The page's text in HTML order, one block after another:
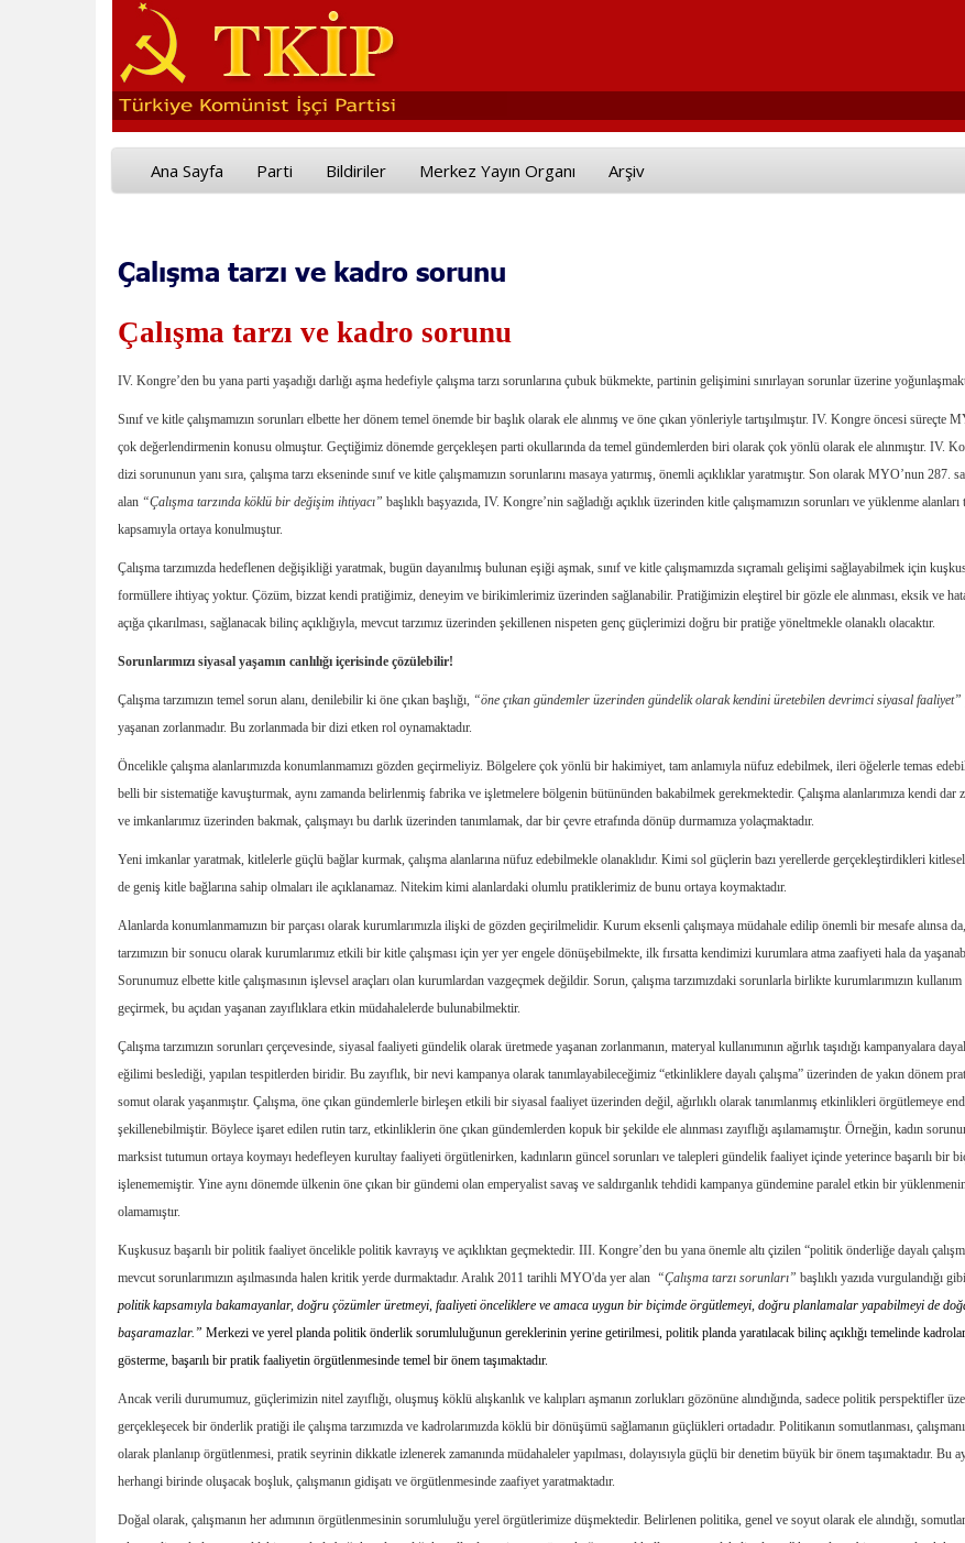
Ana Sayfa Parti Bildiriler Merkez Yayın Organı Arşiv
Çalışma tarzı ve kadro sorunu
Çalışma tarzı ve kadro sorunu
IV. Kongre’den bu yana parti yaşadığı darlığı aşma hedefiyle çalışma tarzı sorunlarına çubuk bükmekte, partinin gelişimini sınırlayan sorunlar üzerine
Sınıf ve kitle çalışmamızın sorunları elbette her dönem temel önemde bir başlık olarak ele alınmış ve öne çıkan yönleriyle tartışılmıştır. IV. Kongre öncesi süreçte
çok değerlendirmenin konusu olmuştur. Geçtiğimiz dönemde gerçekleşen parti okullarında da temel gündemlerden biri olarak çok yönlü olarak ele alınmıştır. IV.
dizi sorununun yanı sıra, çalışma tarzı ekseninde sınıf ve kitle çalışmamızın sorunlarını masaya yatırmış, önemli açıklıklar yaratmıştır. Son olarak MYO’nun 287.
alan “Çalışma tarzında köklü bir değişim ihtiyacı” başlıklı başyazıda, IV. Kongre’nin sağladığı açıklık üzerinden kitle çalışmamızın sorunları ve yüklenme alanları
kapsamıyla ortaya konulmuştur.
Çalışma tarzımızda hedeflenen değişikliği yaratmak, bugün dayanılmış bulunan eşiği aşmak, sınıf ve kitle çalışmamızda sıçramalı gelişimi sağlayabilmek için
formüllere ihtiyaç yoktur. Çözüm, bizzat kendi pratiğimiz, deneyim ve birikimlerimiz üzerinden sağlanabilir. Pratiğimizin eleştirel bir gözle ele alınması, eksik ve
açığa çıkarılması, sağlanacak bilinç açıklığıyla, mevcut tarzımız üzerinden şekillenen nispeten genç güçlerimizi doğru bir pratiğe yöneltmekle olanaklı olacaktır.
Sorunlarımızı siyasal yaşamın canlılığı içerisinde çözülebilir!
Çalışma tarzımızın temel sorun alanı, denilebilir ki öne çıkan başlığı, “öne çıkan gündemler üzerinden gündelik olarak kendini üretebilen devrimci siyasal faaliyet”
yaşanan zorlanmadır. Bu zorlanmada bir dizi etken rol oynamaktadır.
Öncelikle çalışma alanlarımızda konumlanmamızı gözden geçirmeliyiz. Bölgelere çok yönlü bir hakimiyet, tam anlamıyla nüfuz edebilmek, ileri öğelerle temas
belli bir sistematiğe kavuşturmak, aynı zamanda belirlenmiş fabrika ve işletmelere bölgenin bütününden bakabilmek gerekmektedir. Çalışma alanlarımıza kendi dar
ve imkanlarımız üzerinden bakmak, çalışmayı bu darlık üzerinden tanımlamak, dar bir çevre etrafında dönüp durmamıza yolaçmaktadır.
Yeni imkanlar yaratmak, kitlelerle güçlü bağlar kurmak, çalışma alanlarına nüfuz edebilmekle olanaklıdır. Kimi sol güçlerin bazı yerellerde gerçekleştirdikleri
de geniş kitle bağlarına sahip olmaları ile açıklanamaz. Nitekim kimi alanlardaki olumlu pratiklerimiz de bunu ortaya koymaktadır.
Alanlarda konumlanmamızın bir parçası olarak kurumlarımızla ilişki de gözden geçirilmelidir. Kurum eksenli çalışmaya müdahale edilip önemli bir mesafe alınsa
tarzımızın bir sonucu olarak kurumlarımız etkili bir kitle çalışması için yer yer engele dönüşebilmekte, ilk fırsatta kendimizi kurumlara atma zaafiyeti hala da
Sorunumuz elbette kitle çalışmasının işlevsel araçları olan kurumlardan vazgeçmek değildir. Sorun, çalışma tarzımızdaki sorunlarla birlikte kurumlarımızın kullanım
geçirmek, bu açıdan yaşanan zayıflıklara etkin müdahalelerde bulunabilmektir.
Çalışma tarzımızın sorunları çerçevesinde, siyasal faaliyeti gündelik olarak üretmede yaşanan zorlanmanın, materyal kullanımının ağırlık taşıdığı kampanyalara
eğilimi beslediği, yapılan tespitlerden biridir. Bu zayıflık, bir nevi kampanya olarak tanımlayabileceğimiz “etkinliklere dayalı çalışma” üzerinden de yakın dönem
somut olarak yaşanmıştır. Çalışma, öne çıkan gündemlerle birleşen etkili bir siyasal faaliyet üzerinden değil, ağırlıklı olarak tanımlanmış etkinlikleri örgütlemeye
şekillenebilmiştir. Böylece işaret edilen rutin tarz, etkinliklerin öne çıkan gündemlerden kopuk bir şekilde ele alınması zayıflığı aşılamamıştır. Örneğin, kadın
marksist tutumun ortaya koymayı hedefleyen kurultay faaliyeti örgütlenirken, kadınların güncel sorunları ve talepleri gündelik faaliyet içinde yeterince başarılı bir
işlenememiştir. Yine aynı dönemde ülkenin öne çıkan bir gündemi olan emperyalist savaş ve saldırganlık tehdidi kampanya gündemine paralel etkin bir
olamamıştır.
Kuşkusuz başarılı bir politik faaliyet öncelikle politik kavrayış ve açıklıktan geçmektedir. III. Kongre’den bu yana önemle altı çizilen “politik önderliğe dayalı
mevcut sorunlarımızın aşılmasında halen kritik yerde durmaktadır. Aralık 2011 tarihli MYO'da yer alan “Çalışma tarzı sorunları” başlıklı yazıda vurgulandığı
politik kapsamıyla bakamayanlar, doğru çözümler üretmeyi, faaliyeti önceliklere ve amaca uygun bir biçimde örgütlemeyi, doğru planlamalar yapabilmeyi de
başaramazlar.” Merkezi ve yerel planda politik önderlik sorumluluğunun gereklerinin yerine getirilmesi, politik planda yaratılacak bilinç açıklığı temelinde
gösterme, başarılı bir pratik faaliyetin örgütlenmesinde temel bir önem taşımaktadır.
Ancak verili durumumuz, güçlerimizin nitel zayıflığı, oluşmuş köklü alışkanlık ve kalıpları aşmanın zorlukları gözönüne alındığında, sadece politik perspektifler
gerçekleşecek bir önderlik pratiği ile çalışma tarzımızda ve kadrolarımızda köklü bir dönüşümü sağlamanın güçlükleri ortadadır. Politikanın somutlanması,
olarak planlanıp örgütlenmesi, pratik seyrinin dikkatle izlenerek zamanında müdahaleler yapılması, dolayısıyla güçlü bir denetim büyük bir önem taşımaktadır. Bu
herhangi birinde oluşacak boşluk, çalışmanın gidişatı ve örgütlenmesinde zaafiyet yaratmaktadır.
Doğal olarak, çalışmanın her adımının örgütlenmesinin sorumluluğu yerel örgütlerimize düşmektedir. Belirlenen politika, genel ve soyut olarak ele alındığı,